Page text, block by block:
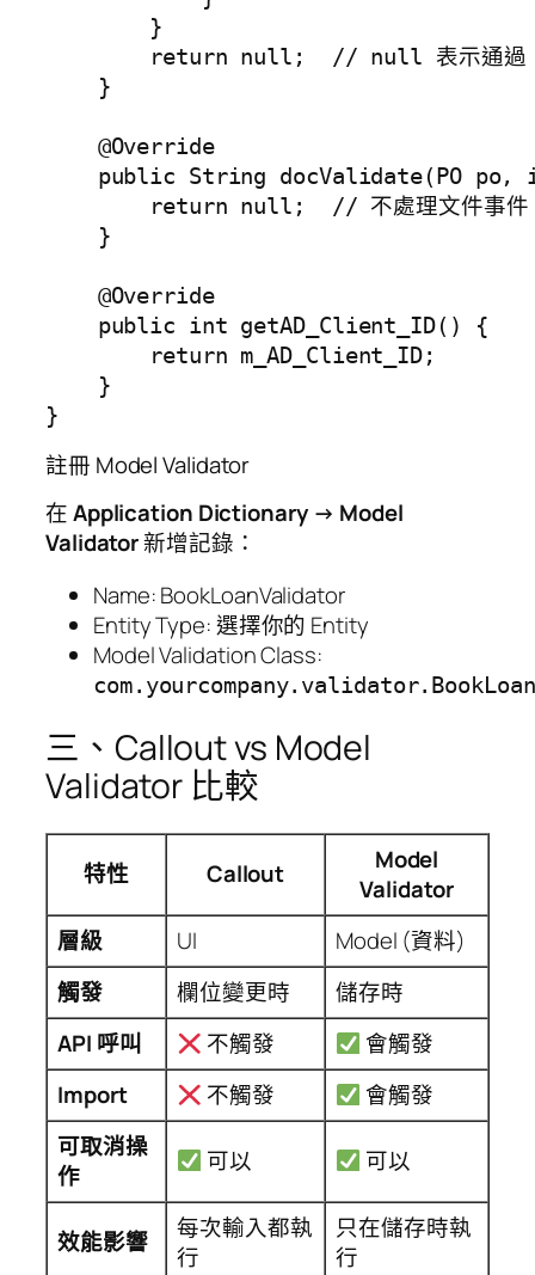
        }
        return null;  // null 表示通過
    }
    @Override
public String docValidate(PO po,
        return null;  // 不處理文件事件
    }
    @Override
    public int getAD_Client_ID() {
        return m_AD_Client_ID;
    }
註冊 Model Validator
在Application Dictionary → Model
Validator新增記錄：
Name: BookLoanValidator
Entity Type: 選擇你的 Entity
Model Validation Class:
三、Callout vs Model
Validator 比較
特性 Callout
Model
Validator
層級
UI
Model (資料)
觸發
欄位變更時
儲存時
API 呼叫
不觸發
會觸發
Import
不觸發
會觸發
可取消操
作
可以 可以
效能影響
每次輸入都執
行
只在儲存時執
行